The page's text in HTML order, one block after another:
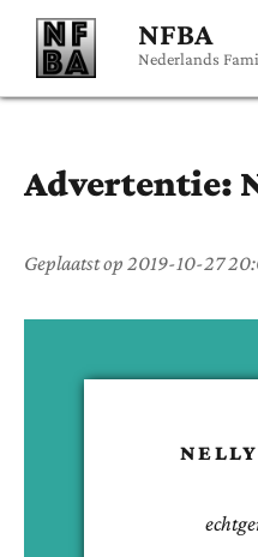
NFBA
Nederlands
Advertentie:
Geplaatst op 2019-10-27
NELLY